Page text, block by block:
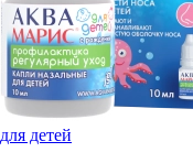
для детей